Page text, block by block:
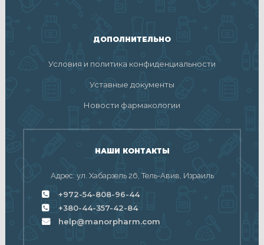
ДОПОЛНИТЕЛЬНО
Условия и политика конфиденциальности
Уставные документы
Новости фармакологии
НАШИ КОНТАКТЫ
Адрес: ул. Хабарзель 26, Тель-Авив, Израиль
+972-54-808-96-44
+380-44-357-42-84
help@manorpharm.com